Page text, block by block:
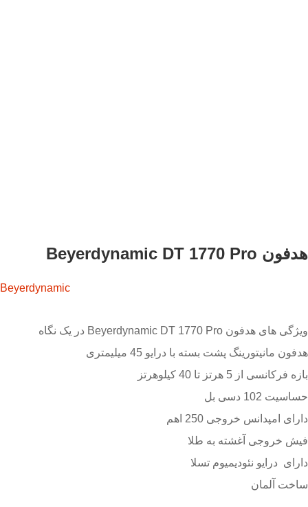
هدفون Beyerdynamic DT 1770 Pro
Beyerdynamic
ویژگی های هدفون Beyerdynamic DT 1770 Pro در یک نگاه
هدفون مانیتورینگ پشت بسته با درایو 45 میلیمتری
بازه فرکانسی از 5 هرتز تا 40 کیلوهرتز
حساسیت 102 دسی بل
دارای امپدانس خروجی 250 اهم
فیش خروجی آغشته به طلا
دارای درایو نئودیمیوم تسلا
ساخت آلمان